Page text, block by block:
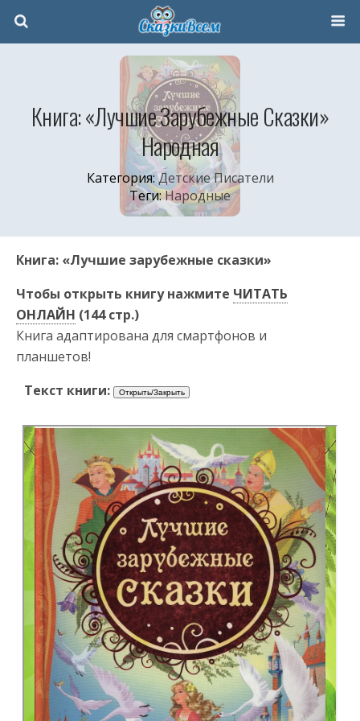
Книга: «Лучшие Зарубежные Сказки»
Народная
Категория:Детские Писатели
Теги:Народные
Книга: «Лучшие зарубежные сказки»
Чтобы открыть книгу нажмите ЧИТАТЬ
ОНЛАЙН (144 стр.)
Книга адаптирована для смартфонов и
планшетов!
Текст книги: